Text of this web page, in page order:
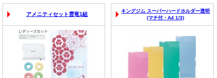
アメニティセット雲竜1組
キングジム スーパーハードホルダー透明
(マチ付・A4 1/3)